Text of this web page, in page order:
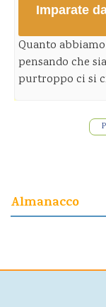
Imparate
Quanto
pensando che
purtroppo ci si
Almanacco